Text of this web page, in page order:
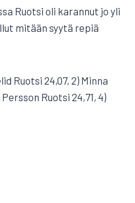
Ruotsi oli karannut jo yli
mitään syytä repiä
Ruotsi 24,07, 2) Minna
Ruotsi 24,71, 4)